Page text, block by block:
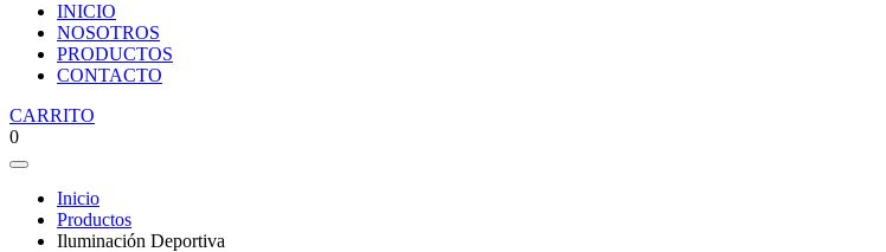
INICIO
NOSOTROS
PRODUCTOS
CONTACTO
CARRITO
0
Inicio
Productos
Iluminación Deportiva